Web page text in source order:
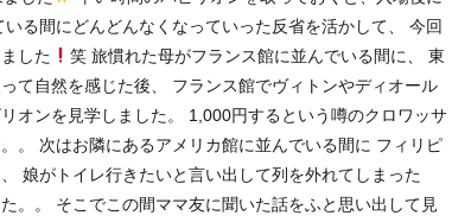
る間にどんどんなくなっていった反省を活かして、 今回
した
笑 旅慣れた母がフランス館に並んでいる間に、 東
て自然を感じた後、 フランス館でヴィトンやディオール
オンを見学しました。 1,000円するという噂のクロワッサ
。 次はお隣にあるアメリカ館に並んでいる間に フィリピ
娘がトイレ行きたいと言い出して列を外れてしまった
。。 そこでこの間ママ友に聞いた話をふと思い出して見